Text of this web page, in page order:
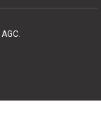
AGC.